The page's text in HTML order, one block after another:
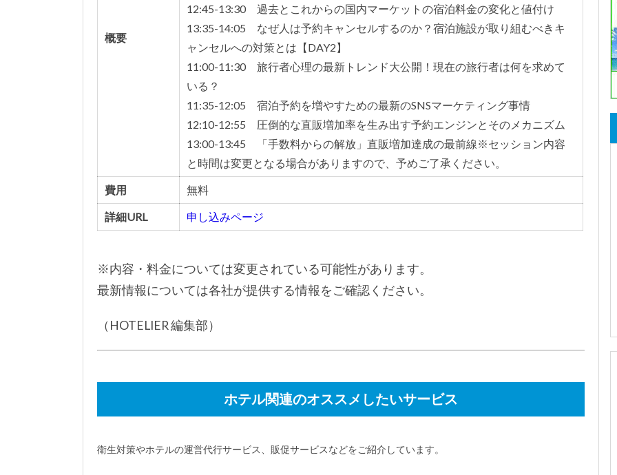
概要
12:45-13:30 過去とこれからの国内マーケットの宿泊料金の変化と値付け
13:35-14:05 なぜ人は予約キャンセルするのか？宿泊施設が取り組むべきキ
ャンセルへの対策とは【DAY2】
11:00-11:30 旅行者心理の最新トレンド大公開！現在の旅行者は何を求めて
いる ？
11:35-12:05 宿泊予約を増やすための最新のSNSマーケティング事情
12:10-12:55 圧倒的な直販増加率を生み出す予約エンジンとそのメカニズム
13:00-13:45 「手数料からの解放」直販増加達成の最前線※セッション内容
と時間は変更となる場合がありますので、予めご了承ください。
費用 無料
詳細URL 申し込みページ
※内容・料金については変更されている可能性があります。
最新情報については各社が提供する情報をご確認ください。
（HOTELIER 編集部）
ホテル関連のオススメしたいサービス
衛生対策やホテルの運営代行サービス、販促サービスなどをご紹介しています。